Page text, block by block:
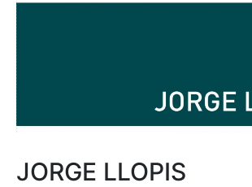
JORGE LLOPIS